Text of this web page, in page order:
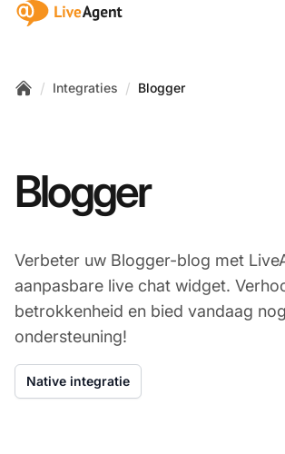
:site.title
/ Integraties / Blogger
Blogger
Verbeter uw Blogger-blog met
aanpasbare live chat widget.
betrokkenheid en bied vandaag
ondersteuning!
Native integratie